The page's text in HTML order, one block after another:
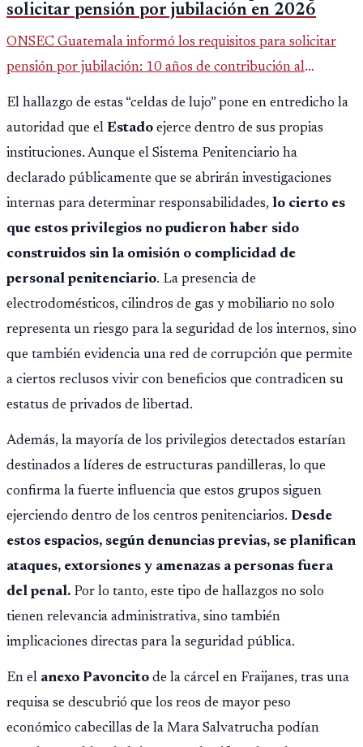
solicitar pensión por jubilación en 2026
ONSEC Guatemala informó los requisitos para solicitar
pensión por jubilación: 10 años de contribución al
Montepío y 50 años de edad, o 20 años de servicio sin
importar edad.
El hallazgo de estas “celdas de lujo” pone en entredicho la
autoridad que el Estado ejerce dentro de sus propias
instituciones. Aunque el Sistema Penitenciario ha
declarado públicamente que se abrirán investigaciones
internas para determinar responsabilidades, lo cierto es
que estos privilegios no pudieron haber sido
construidos sin la omisión o complicidad de
personal penitenciario. La presencia de
electrodomésticos, cilindros de gas y mobiliario no solo
representa un riesgo para la seguridad de los internos, sino
que también evidencia una red de corrupción que permite
a ciertos reclusos vivir con beneficios que contradicen su
estatus de privados de libertad.
Además, la mayoría de los privilegios detectados estarían
destinados a líderes de estructuras pandilleras, lo que
confirma la fuerte influencia que estos grupos siguen
ejerciendo dentro de los centros penitenciarios. Desde
estos espacios, según denuncias previas, se planifican
ataques, extorsiones y amenazas a personas fuera
del penal. Por lo tanto, este tipo de hallazgos no solo
tienen relevancia administrativa, sino también
implicaciones directas para la seguridad pública.
En el anexo Pavoncito de la cárcel en Fraijanes, tras una
requisa se descubrió que los reos de mayor peso
económico cabecillas de la Mara Salvatrucha podían